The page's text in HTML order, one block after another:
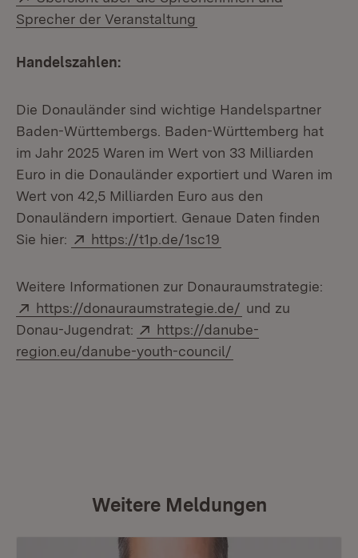
Sprecher der Veranstaltung
Handelszahlen:
Die Donauländer sind wichtige Handelspartner
Baden-Württembergs. Baden-Württemberg hat
im Jahr 2025 Waren im Wert von 33 Milliarden
Euro in die Donauländer exportiert und Waren im
Wert von 42,5 Milliarden Euro aus den
Donauländern importiert. Genaue Daten finden
Sie hier:
Extern:
https://t1p.de/1sc19
Weitere Informationen zur Donauraumstrategie:
Extern:
https://donauraumstrategie.de/ (Öffnet in neuem
und zu
Donau-Jugendrat:
Extern:
https://danube-
region.eu/danube-youth-council/
Weitere Meldungen